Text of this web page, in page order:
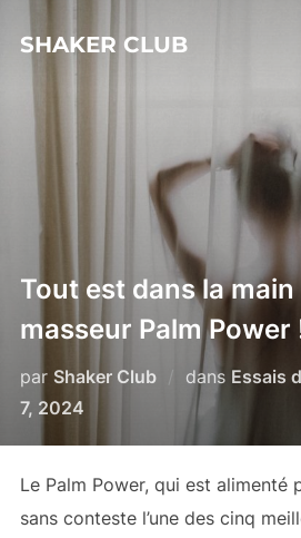
SHAKER CLUB
Tout est dans la main
masseur Palm Power
par Shaker Club dans Essais
7, 2024
Le Palm Power, qui est alimenté
sans conteste l’une des cinq